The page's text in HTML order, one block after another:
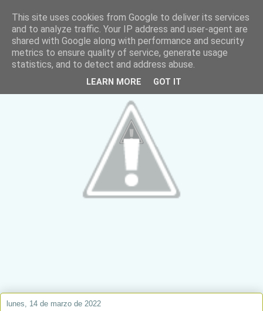
lunes, 14 de marzo de 2022
This site uses cookies from Google to deliver its services
and to analyze traffic. Your IP address and user-agent are
shared with Google along with performance and security
metrics to ensure quality of service, generate usage
statistics, and to detect and address abuse.
LEARN MORE GOT IT